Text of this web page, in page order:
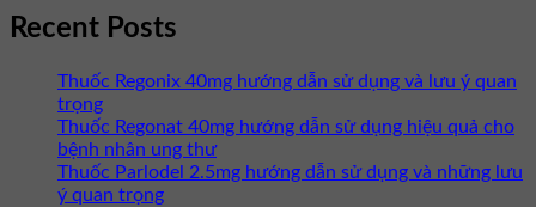
Recent Posts
Thuốc Regonix 40mg hướng dẫn sử dụng và lưu ý quan
trọng
Thuốc Regonat 40mg hướng dẫn sử dụng hiệu quả cho
bệnh nhân ung thư
Thuốc Parlodel 2.5mg hướng dẫn sử dụng và những lưu
ý quan trọng